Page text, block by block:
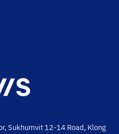
Sukhumvit 12-14 Road, Klong